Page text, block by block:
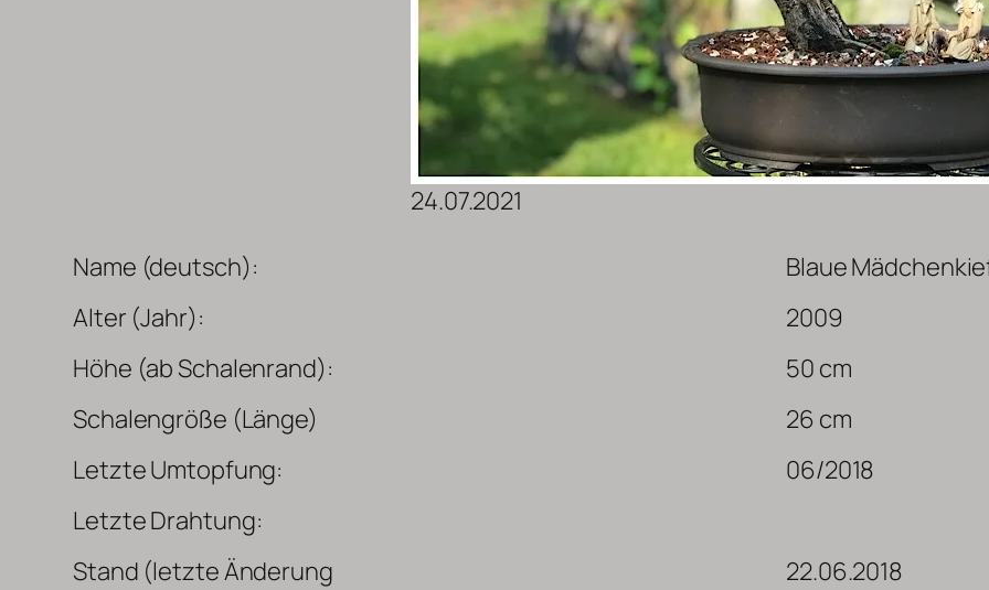
24.07.2021
Name (deutsch):
Blaue
Alter (Jahr):
2009
Höhe (ab Schalenrand):
50 cm
Schalengröße (Länge)
26 cm
Letzte Umtopfung:
06/2018
Letzte Drahtung:
Stand (letzte Änderung
22.06.2018